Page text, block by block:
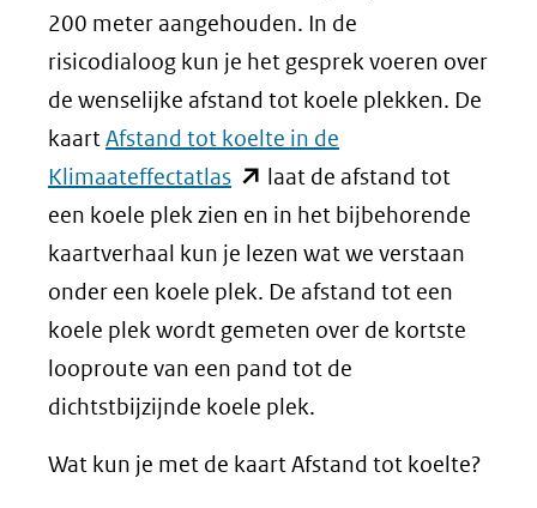
200 meter aangehouden. In de
risicodialoog kun je het gesprek voeren over
de wenselijke afstand tot koele plekken. De
kaartAfstand tot koelte in de
Klimaateffectatlas(opent
in
nieuw
venster)
(verwijst
naar
een
laat de afstand tot
een koele plek zien en in het bijbehorende
kaartverhaal kun je lezen wat we verstaan
onder een koele plek. De afstand tot een
koele plek wordt gemeten over de kortste
looproute van een pand tot de
dichtstbijzijnde koele plek.
Wat kun je met de kaart Afstand tot koelte?